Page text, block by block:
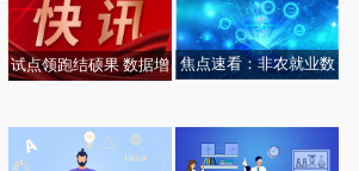
试点领跑结硕果 数据增
会计数据标准增信贷款
在烟台落地 当前关注
焦点速看：非农就业数
指早盘走高
爱心食堂纪事